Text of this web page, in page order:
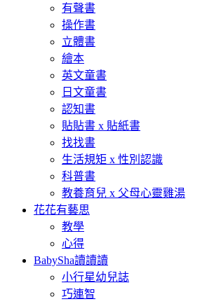
有聲書
操作書
立體書
繪本
英文童書
日文童書
認知書
貼貼書 x 貼紙書
找找書
生活規矩 x 性別認識
科普書
教養育兒 x 父母心靈雞湯
花花有藝思
教學
心得
BabySha讀讀讀
小行星幼兒誌
巧連智